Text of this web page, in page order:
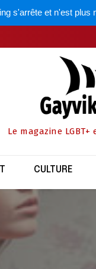
s'arrête et n'est
Le magazine
CULTURE